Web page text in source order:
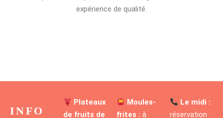
expérience de qualité.
INFO
Plateaux
de fruits de
Moules-
frites : à
Le midi :
réservation